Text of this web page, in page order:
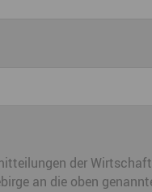
der
an die oben